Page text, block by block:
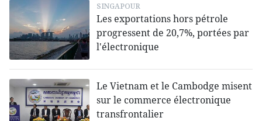
SINGAPOUR
Les exportations hors pétrole
progressent de 20,7%, portées par
l'électronique
Le Vietnam et le Cambodge misent
sur le commerce électronique
transfrontalier